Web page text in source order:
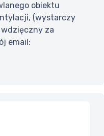
obiektu
(wystarczy
za
email: